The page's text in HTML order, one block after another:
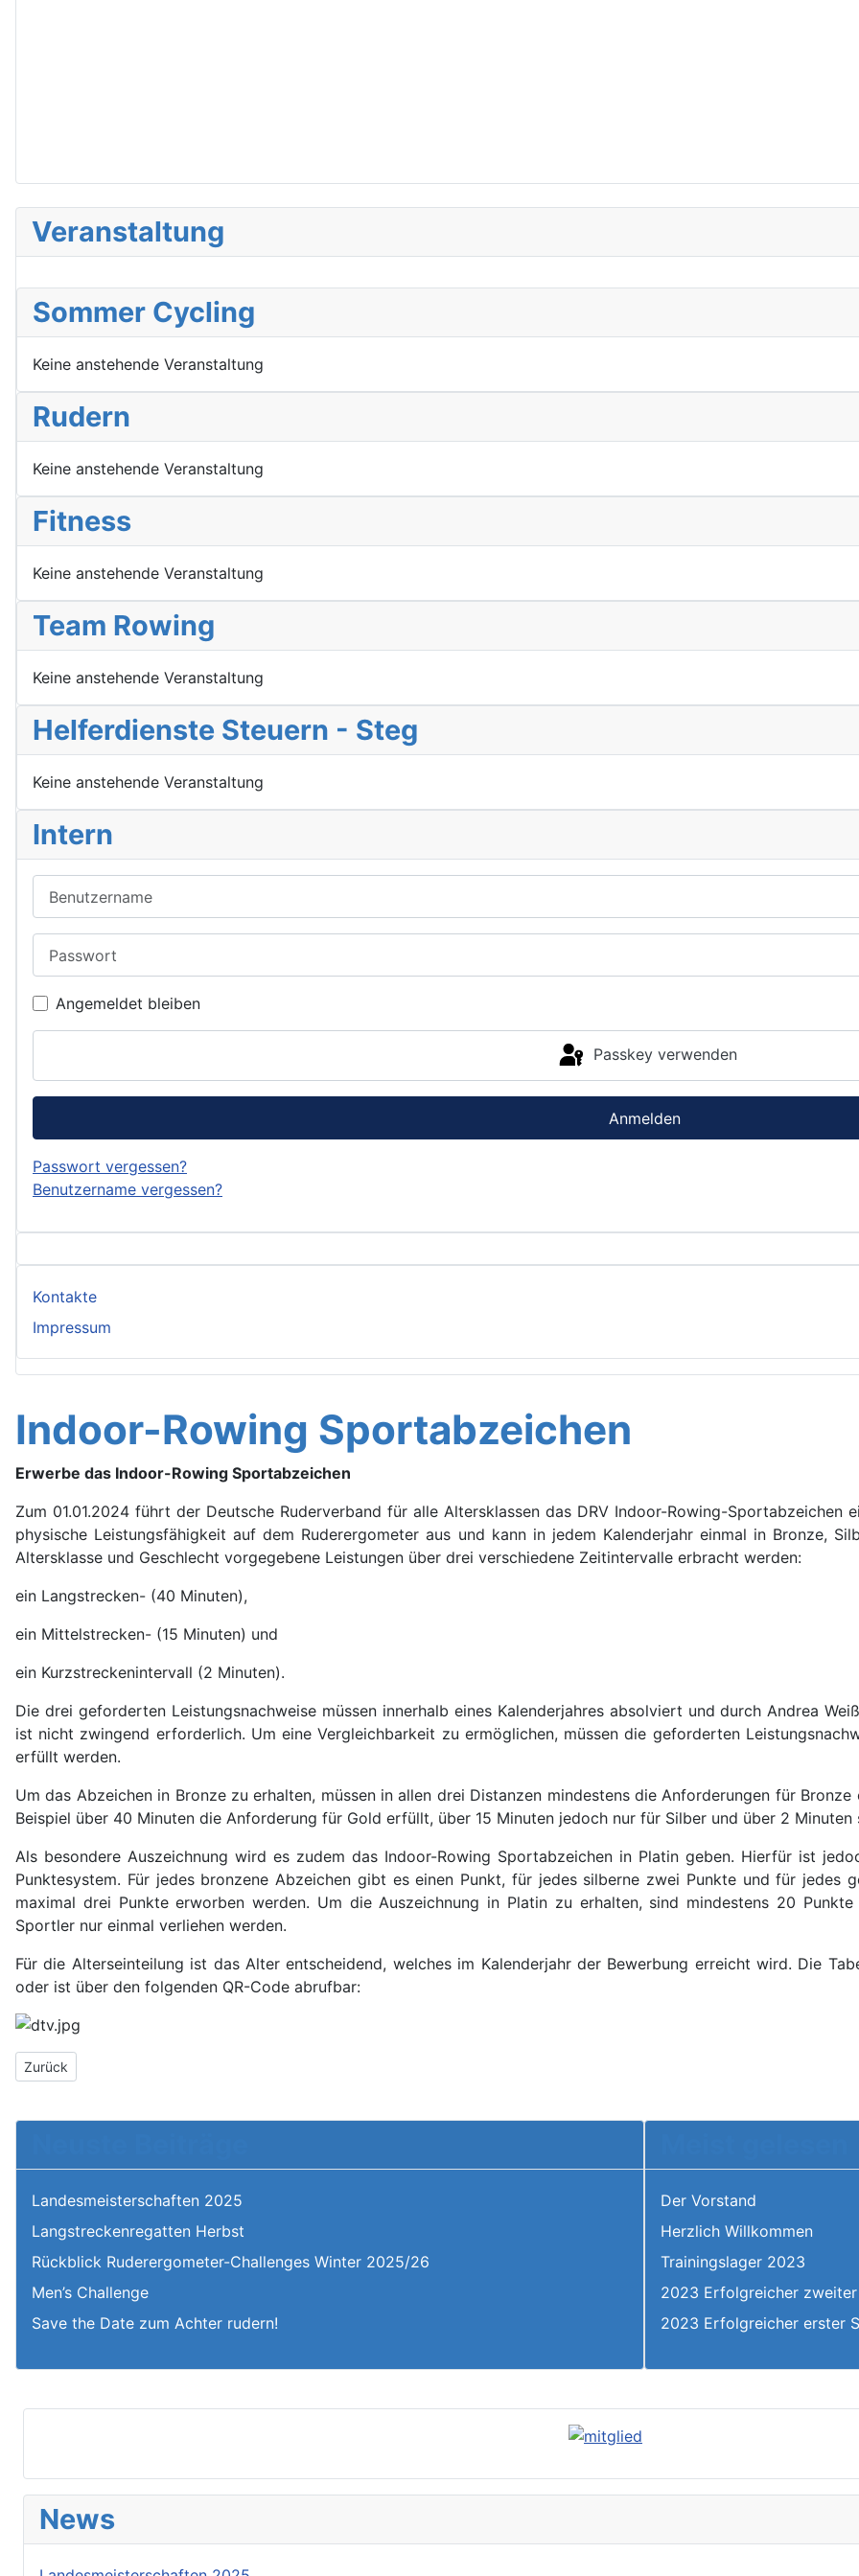
Veranstaltung
Sommer Cycling
Keine anstehende Veranstaltung
Rudern
Keine anstehende Veranstaltung
Fitness
Keine anstehende Veranstaltung
Team Rowing
Keine anstehende Veranstaltung
Helferdienste Steuern - Steg
Keine anstehende Veranstaltung
Intern
Angemeldet bleiben
Passkey verwenden
Anmelden
Passwort vergessen?
Benutzername vergessen?
Kontakte
Impressum
Indoor-Rowing Sportabzeichen
Erwerbe das Indoor-Rowing Sportabzeichen
Zum 01.01.2024 führt der Deutsche Ruderverband für alle Altersklassen das DRV Indoor-Rowing-Sportabzeichen
physische Leistungsfähigkeit auf dem Ruderergometer aus und kann in jedem Kalenderjahr einmal in Bronze,
Altersklasse und Geschlecht vorgegebene Leistungen über drei verschiedene Zeitintervalle erbracht werden:
ein Langstrecken- (40 Minuten),
ein Mittelstrecken- (15 Minuten) und
ein Kurzstreckenintervall (2 Minuten).
Die drei geforderten Leistungsnachweise müssen innerhalb eines Kalenderjahres absolviert und durch Andrea
ist nicht zwingend erforderlich. Um eine Vergleichbarkeit zu ermöglichen, müssen die geforderten
erfüllt werden.
Um das Abzeichen in Bronze zu erhalten, müssen in allen drei Distanzen mindestens die Anforderungen für
Beispiel über 40 Minuten die Anforderung für Gold erfüllt, über 15 Minuten jedoch nur für Silber und über 2
Als besondere Auszeichnung wird es zudem das Indoor-Rowing Sportabzeichen in Platin geben. Hierfür ist
Punktesystem. Für jedes bronzene Abzeichen gibt es einen Punkt, für jedes silberne zwei Punkte und für jedes
maximal drei Punkte erworben werden. Um die Auszeichnung in Platin zu erhalten, sind mindestens 20
Sportler nur einmal verliehen werden.
Für die Alterseinteilung ist das Alter entscheidend, welches im Kalenderjahr der Bewerbung erreicht wird. Die
oder ist über den folgenden QR-Code abrufbar:
Vorheriger Beitrag: Bootstaufe beim Hersfelder Ruderverein - Vitalis
Zurück
News
Landesmeisterschaften 2025
Langstreckenregatten Herbst
Rückblick Ruderergometer-Challenges Winter 2025/26
Men’s Challenge
Save the Date zum Achter rudern!
Der Vorstand
Herzlich Willkommen
Trainingslager 2023
2023 Erfolgreicher
2023 Erfolgreicher erster